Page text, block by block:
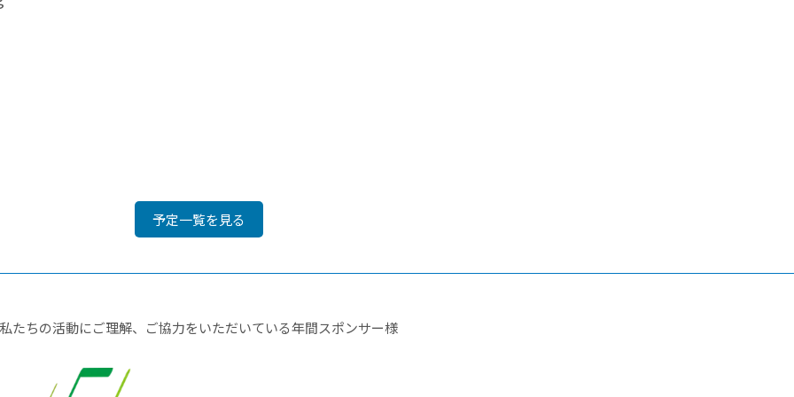
予定一覧を見る
私たちの活動にご理解、ご協力をいただいている年間スポンサー様